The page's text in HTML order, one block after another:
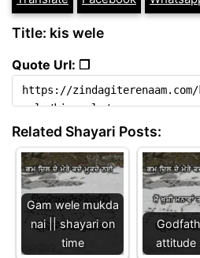
Title: kis wele
Quote Url: ❐
Related Shayari Posts:
Gam wele mukda
nai || shayari on
time
attitude